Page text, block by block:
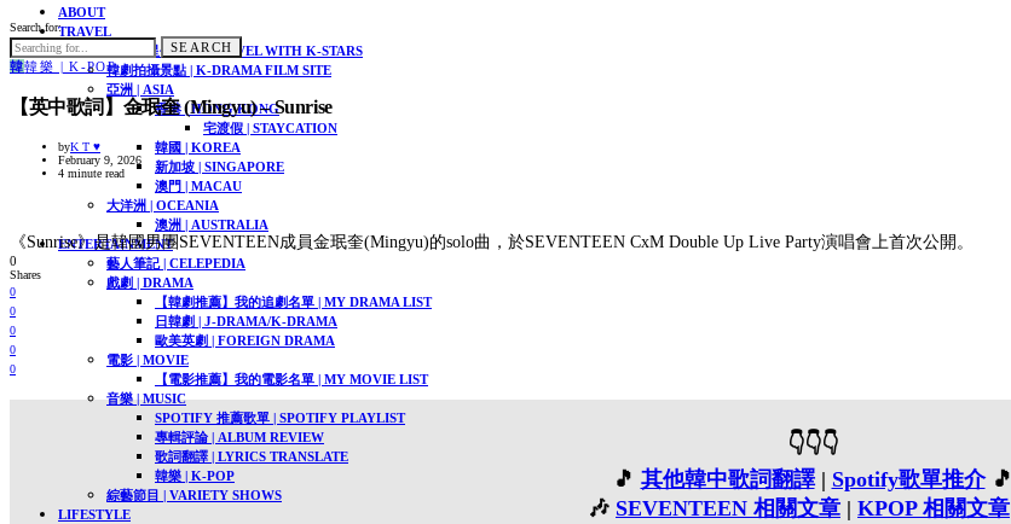
ABOUT
TRAVEL
跟著韓星去旅行 | TRAVEL WITH K-STARS
韓劇拍攝景點 | K-DRAMA FILM SITE
亞洲 | ASIA
香港 | HONG KONG
宅渡假 | STAYCATION
韓國 | KOREA
新加坡 | SINGAPORE
澳門 | MACAU
大洋洲 | OCEANIA
澳洲 | AUSTRALIA
ENTERTAINMENT
藝人筆記 | CELEPEDIA
戲劇 | DRAMA
【韓劇推薦】我的追劇名單 | MY DRAMA LIST
日韓劇 | J-DRAMA/K-DRAMA
歐美英劇 | FOREIGN DRAMA
電影 | MOVIE
【電影推薦】我的電影名單 | MY MOVIE LIST​
音樂 | MUSIC
SPOTIFY 推薦歌單 | SPOTIFY PLAYLIST
專輯評論 | ALBUM REVIEW
歌詞翻譯 | LYRICS TRANSLATE
韓樂 | K-POP
綜藝節目 | VARIETY SHOWS
LIFESTYLE
Search for:
SEARCH
韓韓樂 | K-POP
【英中歌詞】金珉奎 (Mingyu) – Sunrise
byK T ♥
February 9, 2026
4 minute read
《Sunrise》是韓國男團SEVENTEEN成員金珉奎(Mingyu)的solo曲，於SEVENTEEN CxM Double Up Live Party演唱會上首次公開。
0
Shares
0
0
0
0
0
👇👇👇
🎵 其他韓中歌詞翻譯| Spotify歌單推介🎵
🎶 SEVENTEEN 相關文章 | KPOP 相關文章